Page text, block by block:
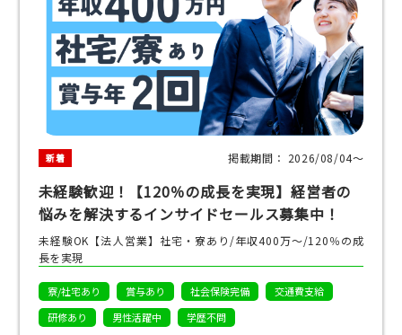
新着 掲載期間： 2026/08/04〜
未経験歓迎！【120％の成長を実現】経営者の
悩みを解決するインサイドセールス募集中！
未経験OK【法人営業】社宅・寮あり/年収400万～/120％の成
長を実現
寮/社宅あり 賞与あり 社会保険完備
交通費支給
研修あり
男性活躍中 学歴不問